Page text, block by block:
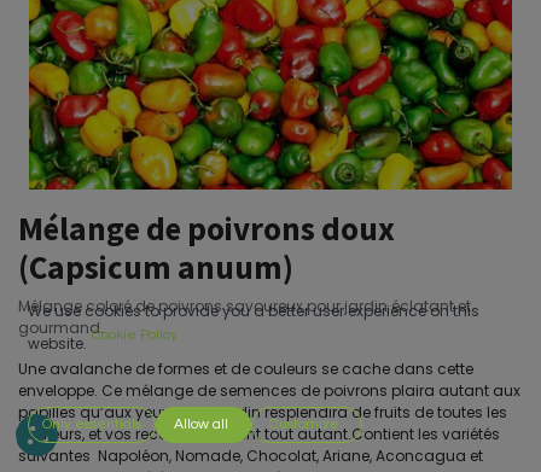
Mélange de poivrons doux
(Capsicum anuum)
Mélange coloré de poivrons savoureux pour jardin éclatant et
gourmand.
Une avalanche de formes et de couleurs se cache dans cette
enveloppe. Ce mélange de semences de poivrons plaira autant aux
papilles qu’aux yeux. Votre jardin resplendira de fruits de toutes les
couleurs, et vos recettes en feront tout autant.Contient les variétés
suivantes Napoléon, Nomade, Chocolat, Ariane, Aconcagua et
We use cookies to provide you a better user experience on this
website. Cookie Policy
Only essentials Allow all Customize